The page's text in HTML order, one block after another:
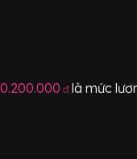
đlà mức